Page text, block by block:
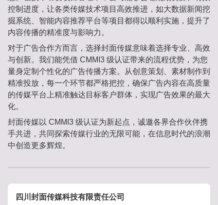
控制进度，让各类传媒技术项目高效推进，如大数据新闻挖
掘系统、智能内容推荐平台等项目都得以顺利实施，提升了
内容传播的精准度与影响力。
对于广告合作方而言，选择封面传媒意味着选择专业、高效
与创新。我们能凭借 CMMI3 级认证带来的流程优势，为您
量身定制个性化的广告传播方案。从创意策划、素材制作到
精准投放，每一个环节都严格把控，确保广告内容在高质量
的传媒平台上精准触达目标客户群体，实现广告效果的最大
化。
封面传媒以 CMMI3 级认证为新起点，诚邀各界合作伙伴携
手共进，共同探索传媒行业的无限可能，在信息时代的浪潮
中创造更多辉煌。
四川封面传媒科技有限责任公司